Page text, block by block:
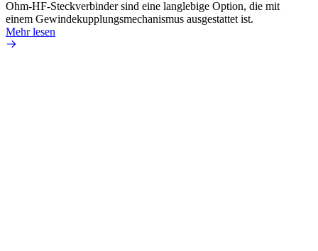
Ohm-HF-Steckverbinder sind eine langlebige Option, die mit
einem Gewindekupplungsmechanismus ausgestattet ist.
Mehr lesen